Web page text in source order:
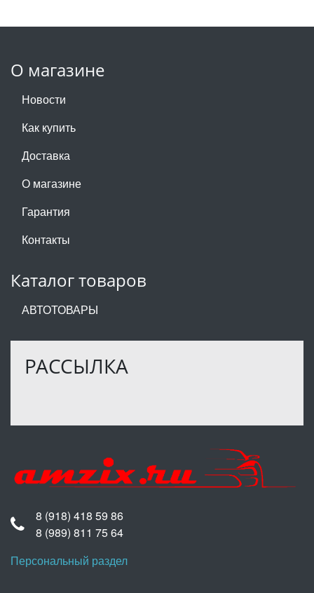
О магазине
Новости
Как купить
Доставка
О магазине
Гарантия
Контакты
Каталог товаров
АВТОТОВАРЫ
РАССЫЛКА
8 (918) 418 59 86
8 (989) 811 75 64
Персональный раздел